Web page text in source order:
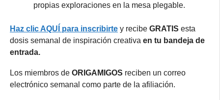
propias exploraciones en la mesa plegable.
Haz clic AQUÍ para inscribirte y recibe GRATIS esta
dosis semanal de inspiración creativa en tu bandeja de
entrada.
Los miembros de ORIGAMIGOS reciben un correo
electrónico semanal como parte de la afiliación.